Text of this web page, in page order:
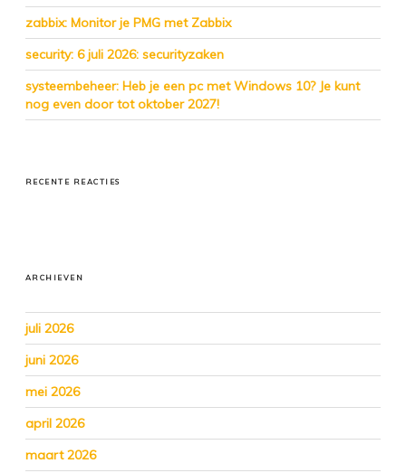
zabbix: Monitor je PMG met Zabbix
security: 6 juli 2026: securityzaken
systeembeheer: Heb je een pc met Windows 10? Je kunt
nog even door tot oktober 2027!
RECENTE REACTIES
ARCHIEVEN
juli 2026
juni 2026
mei 2026
april 2026
maart 2026